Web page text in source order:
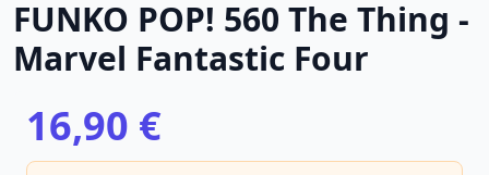
FUNKO POP! 560 The Thing -
Marvel Fantastic Four
16,90 €